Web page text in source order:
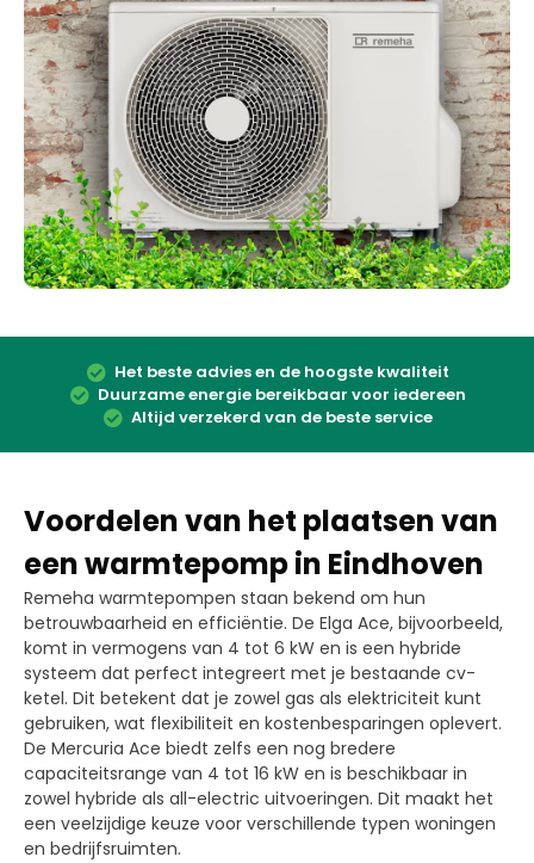
Het beste advies en de hoogste kwaliteit
Duurzame energie bereikbaar voor iedereen
Altijd verzekerd van de beste service
Voordelen van het plaatsen van
een warmtepomp in Eindhoven
Remeha warmtepompen staan bekend om hun
betrouwbaarheid en efficiëntie. De Elga Ace, bijvoorbeeld,
komt in vermogens van 4 tot 6 kW en is een hybride
systeem dat perfect integreert met je bestaande cv-
ketel. Dit betekent dat je zowel gas als elektriciteit kunt
gebruiken, wat flexibiliteit en kostenbesparingen oplevert.
De Mercuria Ace biedt zelfs een nog bredere
capaciteitsrange van 4 tot 16 kW en is beschikbaar in
zowel hybride als all-electric uitvoeringen. Dit maakt het
een veelzijdige keuze voor verschillende typen woningen
en bedrijfsruimten.